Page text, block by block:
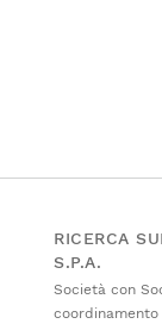
RICERCA
S.P.A.
Società con
coordinamento